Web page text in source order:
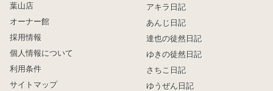
葉山店
オーナー館
採用情報
個人情報について
利用条件
サイトマップ
アキラ日記
あんじ日記
達也の徒然日記
ゆきの徒然日記
さちこ日記
ゆうぜん日記